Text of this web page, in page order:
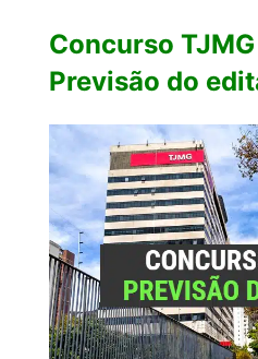
Concurso
Previsão do